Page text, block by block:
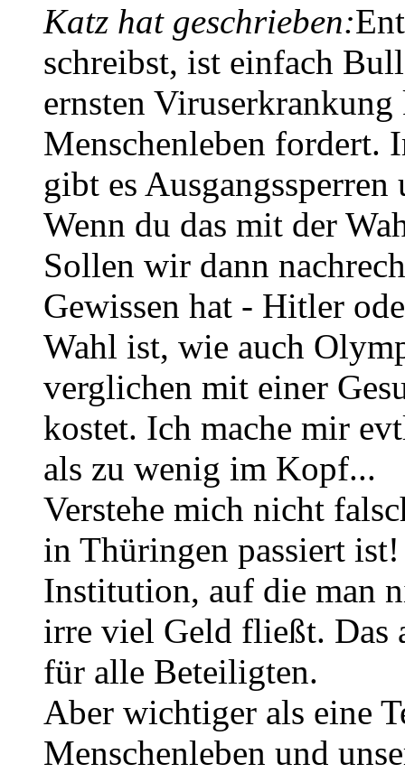
Katz hat geschrieben:
schreibst, ist einfach
ernsten
Menschenleben fordert.
gibt es
Wenn du das mit der
Sollen wir dann
Gewissen hat - Hitler
Wahl ist, wie auch
verglichen mit einer
kostet. Ich mache mir
als zu wenig im Kopf...
Verstehe mich nicht
in Thüringen passiert
Institution, auf die man
irre viel Geld fließt. Das
für alle Beteiligten.
Aber wichtiger als eine
Menschenleben und